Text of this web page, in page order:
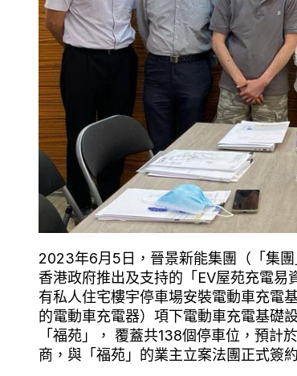
2023年6月5日，晉景新能集團（「集
香港政府推出及支持的「EV屋苑充電
有私人住宅樓宇停車場安裝電動車充電
的電動車充電器）項下電動車充電基礎
「福苑」， 覆蓋共138個停車位，預
商，與「福苑」的業主立案法團正式簽